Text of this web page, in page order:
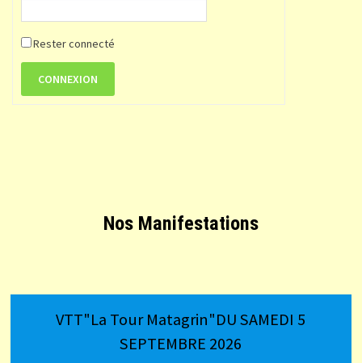
Rester connecté
CONNEXION
Nos Manifestations
VTT"La Tour Matagrin"DU SAMEDI 5
SEPTEMBRE 2026